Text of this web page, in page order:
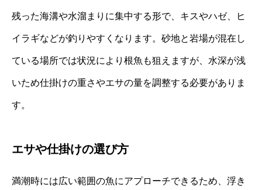
残った海溝や水溜まりに集中する形で、キスやハゼ、ヒ
イラギなどが釣りやすくなります。砂地と岩場が混在し
ている場所では状況により根魚も狙えますが、水深が浅
いため仕掛けの重さやエサの量を調整する必要がありま
す。
エサや仕掛けの選び方
満潮時には広い範囲の魚にアプローチできるため、浮き